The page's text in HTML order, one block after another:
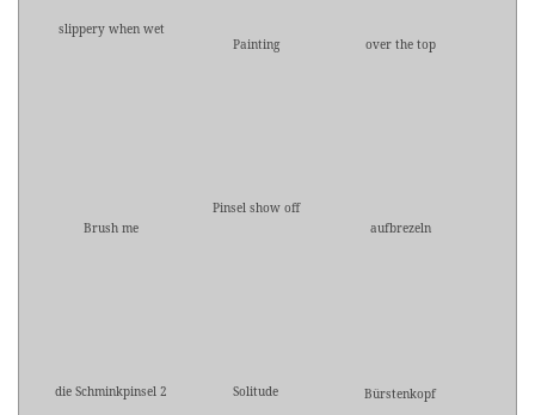
slippery when wet
Painting
over the top
Brush me
Pinsel show off
aufbrezeln
die Schminkpinsel 2 Solitude Bürstenkopf